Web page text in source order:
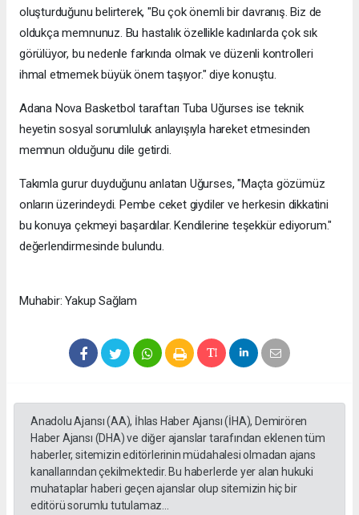
oluşturduğunu belirterek, "Bu çok önemli bir davranış. Biz de
oldukça memnunuz. Bu hastalık özellikle kadınlarda çok sık
görülüyor, bu nedenle farkında olmak ve düzenli kontrolleri
ihmal etmemek büyük önem taşıyor." diye konuştu.
Adana Nova Basketbol taraftarı Tuba Uğurses ise teknik
heyetin sosyal sorumluluk anlayışıyla hareket etmesinden
memnun olduğunu dile getirdi.
Takımla gurur duyduğunu anlatan Uğurses, "Maçta gözümüz
onların üzerindeydi. Pembe ceket giydiler ve herkesin dikkatini
bu konuya çekmeyi başardılar. Kendilerine teşekkür ediyorum."
değerlendirmesinde bulundu.
Muhabir: Yakup Sağlam
Anadolu Ajansı (AA), İhlas Haber Ajansı (İHA), Demirören
Haber Ajansı (DHA) ve diğer ajanslar tarafından eklenen tüm
haberler, sitemizin editörlerinin müdahalesi olmadan ajans
kanallarından çekilmektedir. Bu haberlerde yer alan hukuki
muhataplar haberi geçen ajanslar olup sitemizin hiç bir
editörü sorumlu tutulamaz...